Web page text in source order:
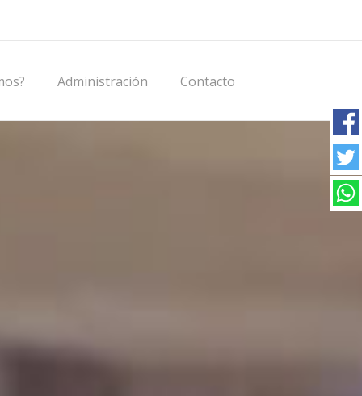
Administración Contacto